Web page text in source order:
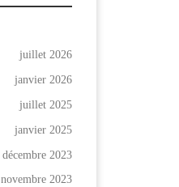
juillet 2026
janvier 2026
juillet 2025
janvier 2025
décembre 2023
novembre 2023